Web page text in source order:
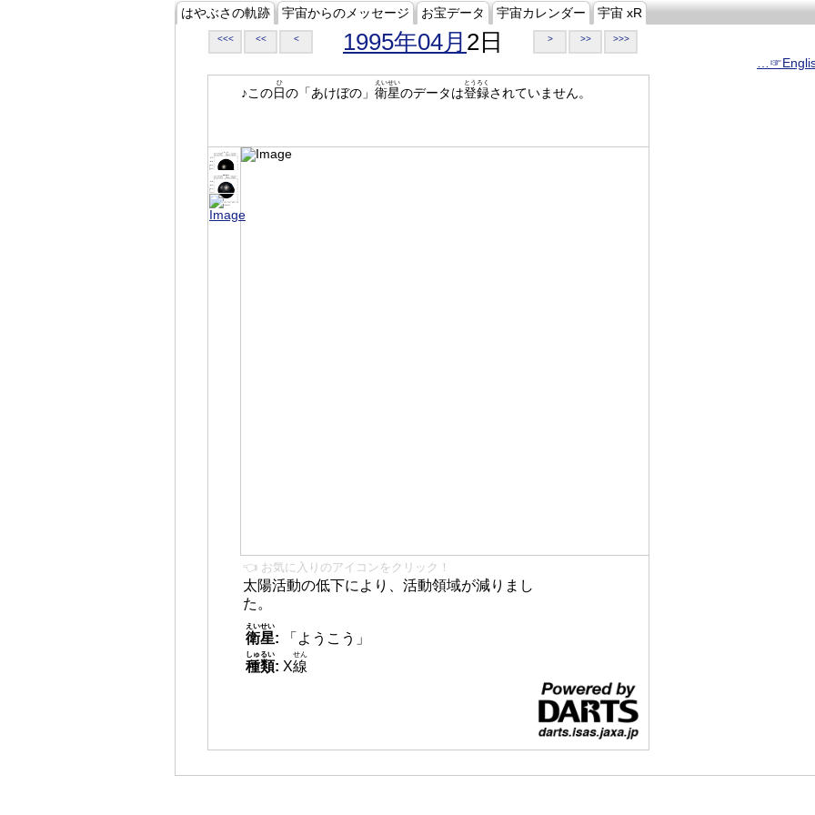
はやぶさの軌跡 宇宙からのメッセージ お宝データ 宇宙カレンダー 宇宙 xR
<<< << < 1995年04月 2日 > >> >>>
♪この日
ひ
の「あけぼの」 衛星
えいせい
のデータは登録
とうろく
されていません。
👈 お気に入りのアイコンをクリック！
太陽活動の低下により、活動領域が減りまし
た。
衛星
えいせい
:
「ようこう」
種類
しゅるい
: X線
せん